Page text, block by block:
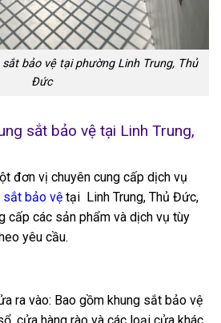
bảo vệ tại phường Linh Trung, Thủ
Đức
sắt bảo vệ tại Linh Trung,
đơn vị chuyên cung cấp dịch vụ
sắt bảo vệ tại Linh Trung, Thủ Đức,
cấp các sản phẩm và dịch vụ tùy
yêu cầu.
ra vào: Bao gồm khung sắt bảo vệ